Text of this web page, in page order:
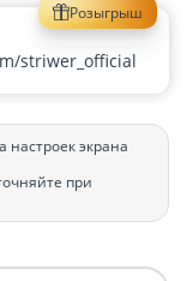
Розыгрыш
striwer_official
настроек экрана
при